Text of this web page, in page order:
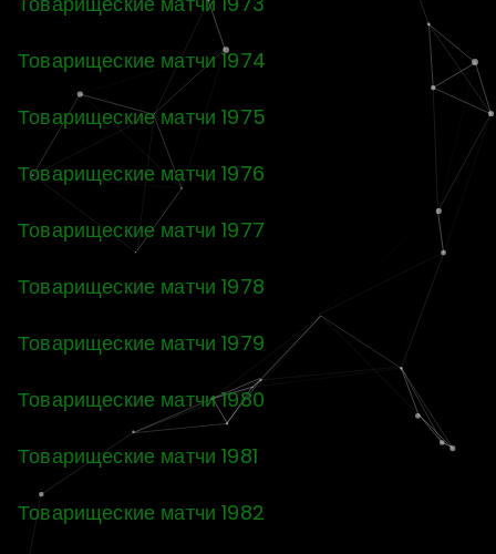
Товарищеские матчи 1974
Товарищеские матчи 1975
Товарищеские матчи 1976
Товарищеские матчи 1977
Товарищеские матчи 1978
Товарищеские матчи 1979
Товарищеские матчи 1980
Товарищеские матчи 1981
Товарищеские матчи 1982